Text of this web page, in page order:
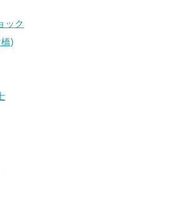
ック
)